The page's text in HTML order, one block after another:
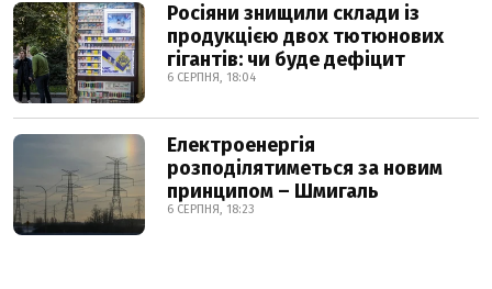
Росіяни знищили склади із
продукцією двох тютюнових
гігантів: чи буде дефіцит
6 СЕРПНЯ, 18:04
Електроенергія
розподілятиметься за новим
принципом – Шмигаль
6 СЕРПНЯ, 18:23